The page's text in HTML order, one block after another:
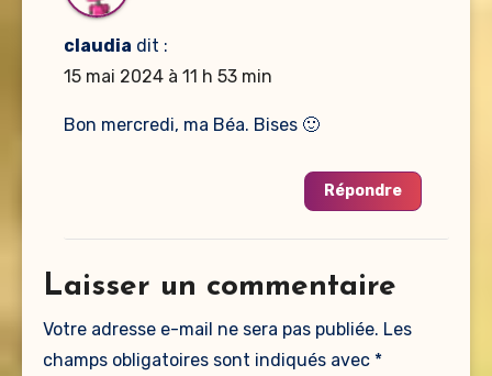
claudia dit :
15 mai 2024 à 11 h 53 min
Bon mercredi, ma Béa. Bises 🙂
Répondre
Laisser un commentaire
Votre adresse e-mail ne sera pas publiée. Les
champs obligatoires sont indiqués avec *